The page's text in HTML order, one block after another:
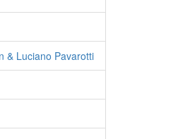
& Luciano Pavarotti